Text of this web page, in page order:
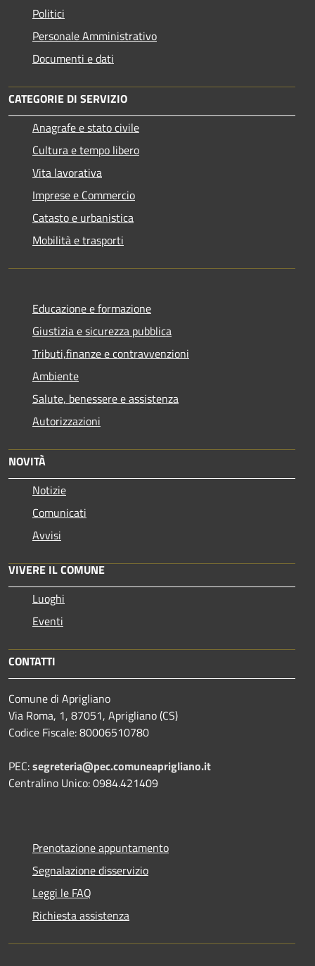
Politici
Personale Amministrativo
Documenti e dati
CATEGORIE DI SERVIZIO
Anagrafe e stato civile
Cultura e tempo libero
Vita lavorativa
Imprese e Commercio
Catasto e urbanistica
Mobilità e trasporti
Educazione e formazione
Giustizia e sicurezza pubblica
Tributi,finanze e contravvenzioni
Ambiente
Salute, benessere e assistenza
Autorizzazioni
NOVITÀ
Notizie
Comunicati
Avvisi
VIVERE IL COMUNE
Luoghi
Eventi
CONTATTI
Comune di Aprigliano
Via Roma, 1, 87051, Aprigliano (CS)
Codice Fiscale: 80006510780
PEC:segreteria@pec.comuneaprigliano.it
Centralino Unico: 0984.421409
Prenotazione appuntamento
Segnalazione disservizio
Leggi le FAQ
Richiesta assistenza